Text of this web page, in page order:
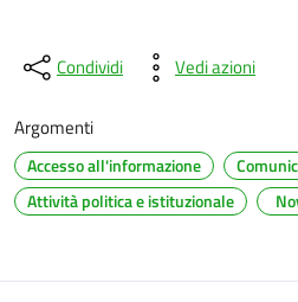
Condividi Vedi azioni
Argomenti
Accesso all'informazione
Attività politica e istituzionale